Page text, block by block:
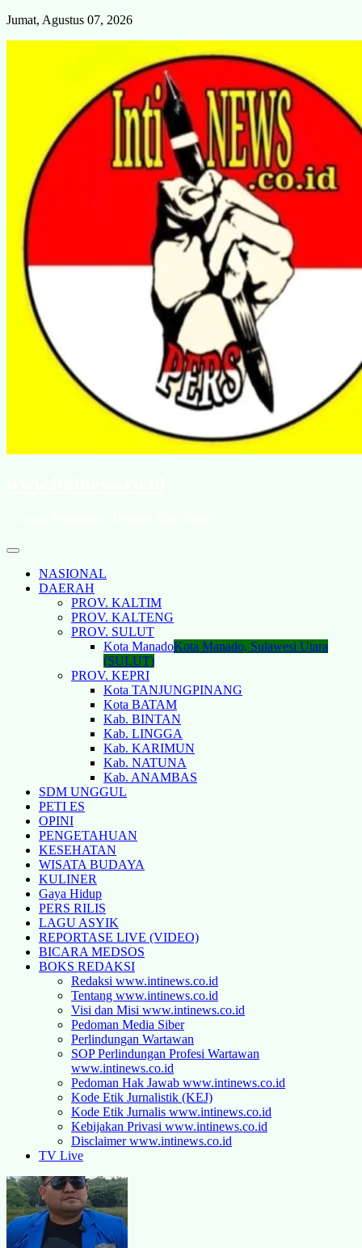
Skip
Jumat, Agustus 07, 2026
NASIONAL
DAERAH
PROV. KALTIM
PROV. KALTENG
PROV. SULUT
Kota ManadoKota Manado, Sulawesi Utara
(SULUT)
PROV. KEPRI
Kota TANJUNGPINANG
Kota BATAM
Kab. BINTAN
Kab. LINGGA
Kab. KARIMUN
Kab. NATUNA
Kab. ANAMBAS
SDM UNGGUL
PETI ES
OPINI
PENGETAHUAN
KESEHATAN
WISATA BUDAYA
KULINER
Gaya Hidup
PERS RILIS
LAGU ASYIK
REPORTASE LIVE (VIDEO)
BICARA MEDSOS
BOKS REDAKSI
Redaksi www.intinews.co.id
Tentang www.intinews.co.id
Visi dan Misi www.intinews.co.id
Pedoman Media Siber
Perlindungan Wartawan
SOP Perlindungan Profesi Wartawan
www.intinews.co.id
Pedoman Hak Jawab www.intinews.co.id
Kode Etik Jurnalistik (KEJ)
Kode Etik Jurnalis www.intinews.co.id
Kebijakan Privasi www.intinews.co.id
Disclaimer www.intinews.co.id
TV Live